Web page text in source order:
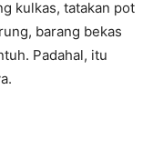
kulkas, tatakan pot
barang bekas
Padahal, itu